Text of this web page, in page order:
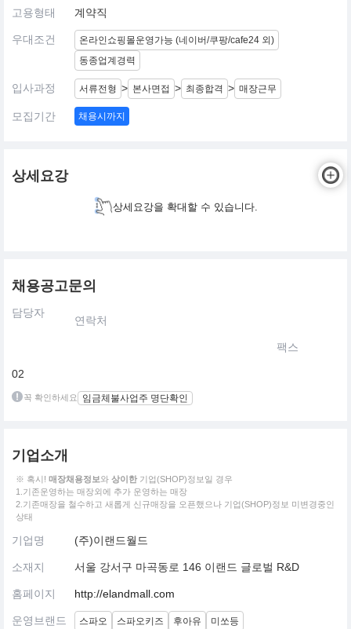
고용형태 계약직
우대조건
온라인쇼핑몰운영가능 (네이버/쿠팡/cafe24 외)
동종업계경력
입사과정 서류전형 > 본사면접 > 최종합격 > 매장근무
모집기간 채용시까지
상세요강
상세요강을 확대할 수 있습니다.
채용공고문의
담당자
연락처
팩스
02
꼭 확인하세요 임금체불사업주 명단확인
기업소개
※ 혹시! 매장채용정보와 상이한 기업(SHOP)정보일 경우
1.기존운영하는 매장외에 추가 운영하는 매장
2.기존매장을 철수하고 새롭게 신규매장을 오픈했으나 기업(SHOP)정보 미변경중인
상태
기업명 (주)이랜드월드
소재지 서울 강서구 마곡동로 146 이랜드 글로벌 R&D
홈페이지 http://elandmall.com
운영브랜드 스파오 스파오키즈 후아유 미쏘등